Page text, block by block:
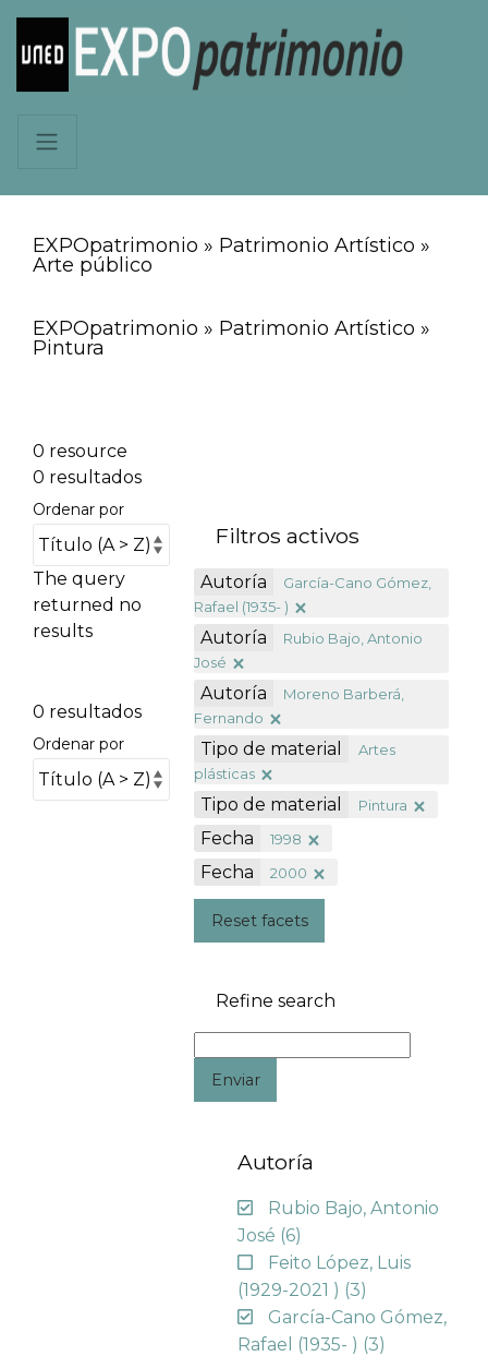
EXPOpatrimonio » Patrimonio Artístico »
Arte público
EXPOpatrimonio » Patrimonio Artístico »
Pintura
0 resource
0 resultados
Ordenar por
The query
returned no
results
0 resultados
Ordenar por
Filtros activos
Autoría
García-Cano Gómez,
Rafael (1935- )
Autoría
Rubio Bajo, Antonio
José
Autoría
Moreno Barberá,
Fernando
Tipo de material
Artes
plásticas
Tipo de material Pintura
Fecha 1998
Fecha 2000
Reset facets
Refine search
Enviar
Autoría
Rubio Bajo, Antonio
José (6)
Feito López, Luis
(1929-2021 ) (3)
García-Cano Gómez,
Rafael (1935- ) (3)